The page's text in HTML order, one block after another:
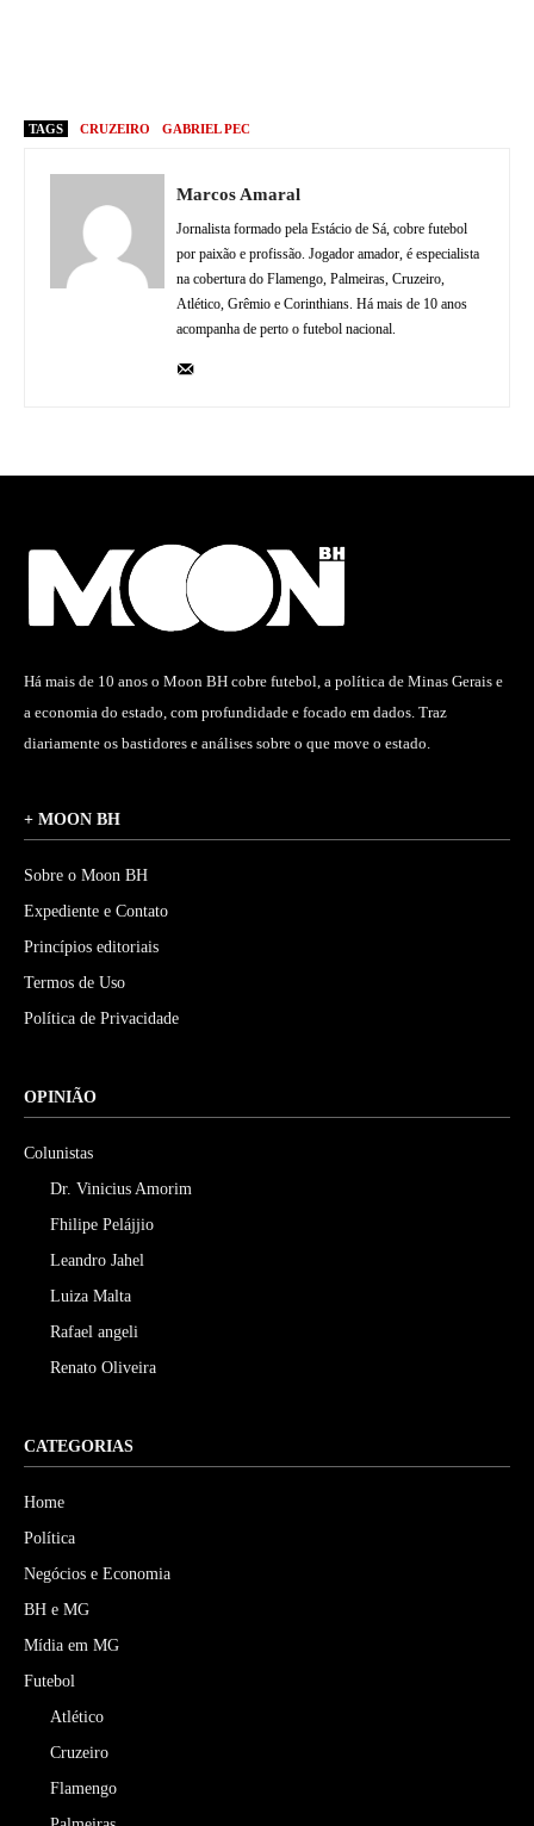
TAGS CRUZEIRO GABRIEL PEC
Marcos Amaral
Jornalista formado pela Estácio de Sá, cobre futebol
por paixão e profissão. Jogador amador, é especialista
na cobertura do Flamengo, Palmeiras, Cruzeiro,
Atlético, Grêmio e Corinthians. Há mais de 10 anos
acompanha de perto o futebol nacional.
Há mais de 10 anos o Moon BH cobre futebol, a política de Minas Gerais e
a economia do estado, com profundidade e focado em dados. Traz
diariamente os bastidores e análises sobre o que move o estado.
+ MOON BH
Sobre o Moon BH
Expediente e Contato
Princípios editoriais
Termos de Uso
Política de Privacidade
OPINIÃO
Colunistas
Dr. Vinicius Amorim
Fhilipe Pelájjio
Leandro Jahel
Luiza Malta
Rafael angeli
Renato Oliveira
CATEGORIAS
Home
Política
Negócios e Economia
BH e MG
Mídia em MG
Futebol
Atlético
Cruzeiro
Flamengo